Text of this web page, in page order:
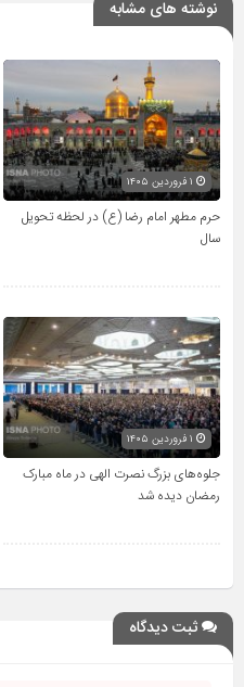
نوشته های مشابه
حرم مطهر امام رضا (ع) در لحظه تحویل
سال
جلوه‌های بزرگ نصرت الهی در ماه مبارک
رمضان دیده شد
ثبت دیدگاه